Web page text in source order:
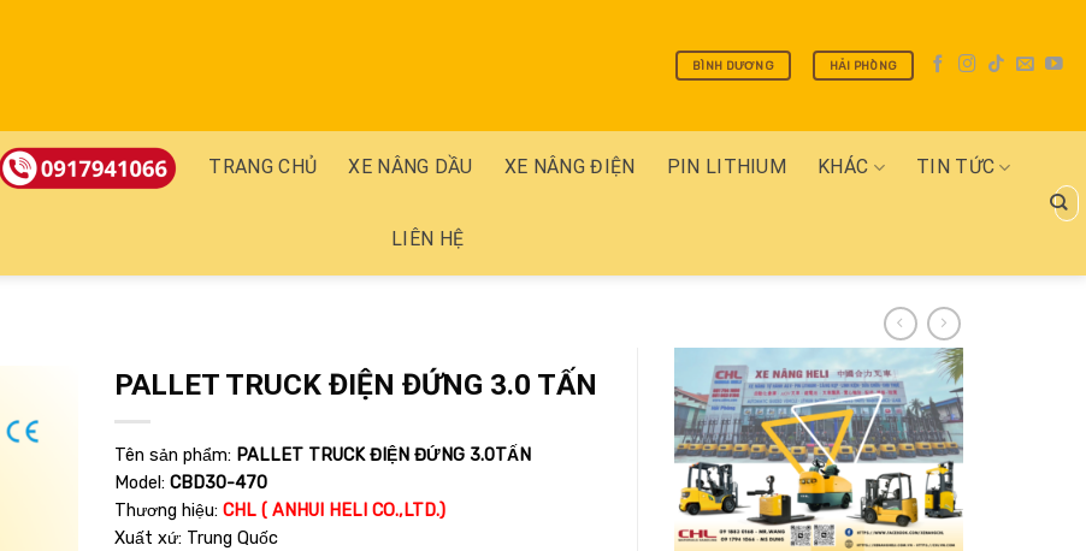
BÌNH DƯƠNG HẢI PHÒNG
TRANG CHỦ XE NÂNG DẦU XE NÂNG ĐIỆN PIN LITHIUM KHÁC TIN TỨC
LIÊN HỆ
Tìm
Add
PALLET TRUCK ĐIỆN ĐỨNG 3.0 TẤN
Tên sản phẩm: PALLET TRUCK ĐIỆN ĐỨNG 3.0TẤN
Model: CBD30-470
Thương hiệu: CHL ( ANHUI HELI CO.,LTD.)
Xuất xứ: Trung Quốc